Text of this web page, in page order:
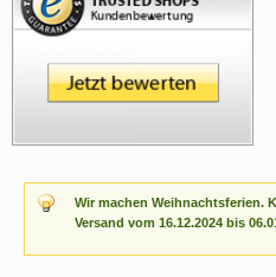
Wir machen Weihnachtsferien.
Versand vom 16.12.2024 bis